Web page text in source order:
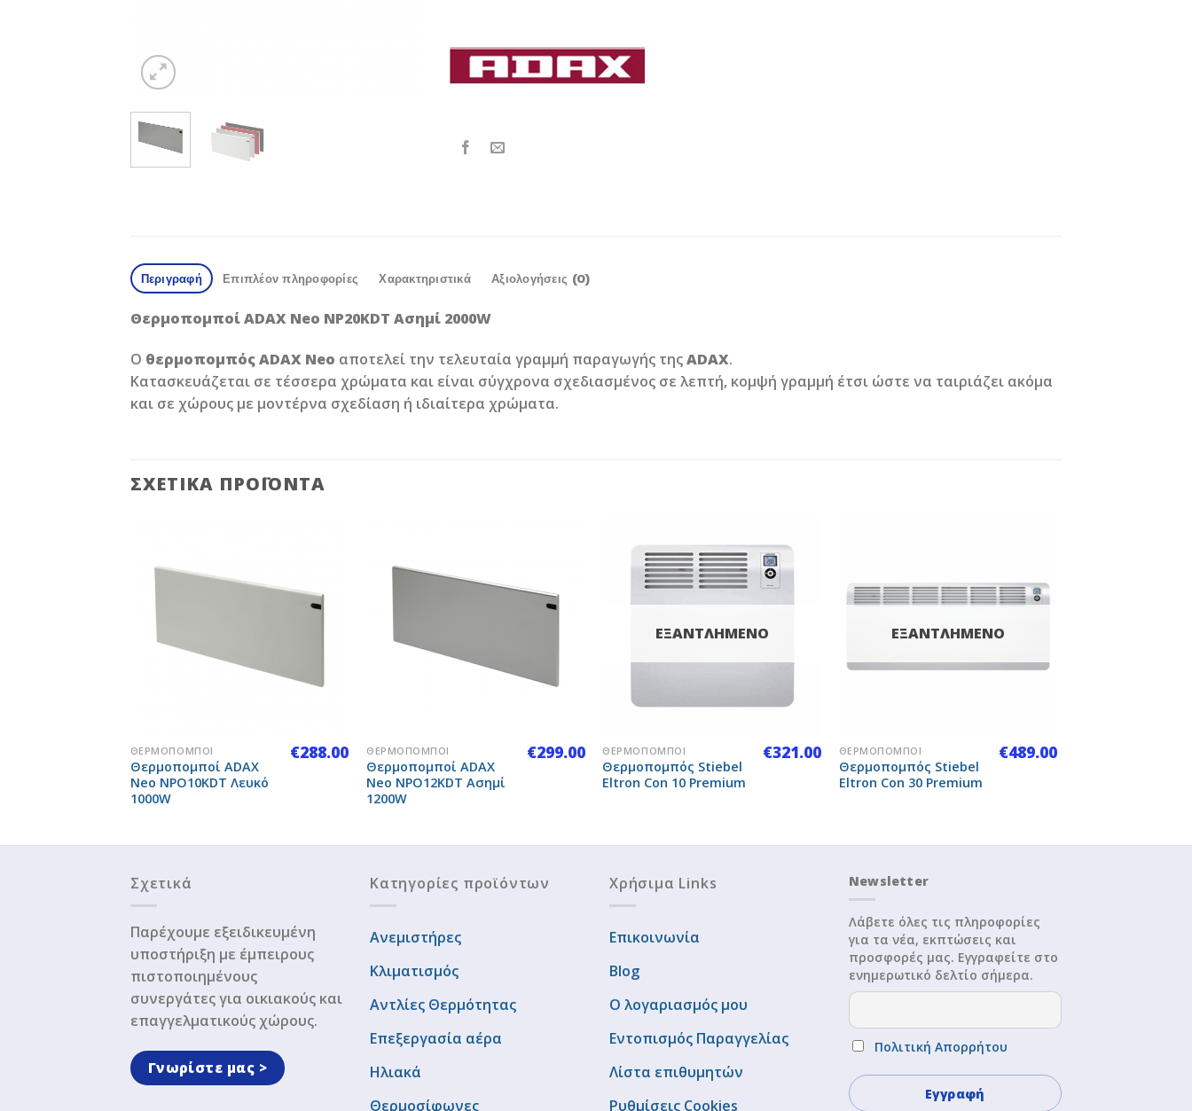
Περιγραφή Επιπλέον πληροφορίες Χαρακτηριστικά Αξιολογήσεις (0)
Θερμοπομποί ADAX Neo NP20KDT Ασημί 2000W
Ο θερμοπομπός ADAX Neo αποτελεί την τελευταία γραμμή παραγωγής τηςADAX.
Κατασκευάζεται σε τέσσερα χρώματα και είναι σύγχρονα σχεδιασμένος σε λεπτή, κομψή γραμμή έτσι ώστε να ταιριάζει ακόμα
και σε χώρους με μοντέρνα σχεδίαση ή ιδιαίτερα χρώματα.
ΣΧΕΤΙΚΆ ΠΡΟΪΌΝΤΑ
Add to
ΘΕΡΜΟΠΟΜΠΟΊ
Θερμοπομποί ADAX
Neo NPO10KDT Λευκό
1000W
€288.00
Add to
ΘΕΡΜΟΠΟΜΠΟΊ
Θερμοπομποί ADAX
Neo NPO12KDT Ασημί
1200W
€299.00
Add to
ΕΞΑΝΤΛΗΜΈΝΟ
ΘΕΡΜΟΠΟΜΠΟΊ
Θερμοπομπός Stiebel
Eltron Con 10 Premium
€321.00
Add to
ΕΞΑΝΤΛΗΜΈΝΟ
ΘΕΡΜΟΠΟΜΠΟΊ
Θερμοπομπός Stiebel
Eltron Con 30 Premium
€489.00
Σχετικά
Παρέχουμε εξειδικευμένη
υποστήριξη με έμπειρους
πιστοποιημένους
συνεργάτες για οικιακούς και
επαγγελματικούς χώρους.
Γνωρίστε μας >
Κατηγορίες προϊόντων
Ανεμιστήρες
Κλιματισμός
Αντλίες Θερμότητας
Επεξεργασία αέρα
Ηλιακά
Θερμοσίφωνες
Χρήσιμα Links
Επικοινωνία
Blog
Ο λογαριασμός μου
Εντοπισμός Παραγγελίας
Λίστα επιθυμητών
Ρυθμίσεις Cookies
Newsletter
Λάβετε όλες τις πληροφορίες
για τα νέα, εκπτώσεις και
προσφορές μας. Εγγραφείτε στο
ενημερωτικό δελτίο σήμερα.
Πολιτική Απορρήτου